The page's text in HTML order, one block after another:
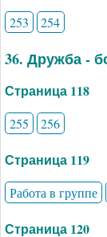
253 254
36. Дружба -
Страница 118
255 256
Страница 119
Работа в группе
Страница 120